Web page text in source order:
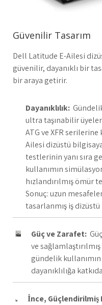
Güvenilir Tasarım
Dell Latitude E-Ailesi
güvenilir, dayanıklı bir
bir araya getirir.
Dayanıklılık:
ultra taşınabilir
ATG ve XFR
Ailesi dizüstü
testlerinin yanı sıra
kullanımın
hızlandırılmış
Sonuç: uzun
tasarlanmış iş
Güç ve Zarafet:
ve
gündelik
dayanıklılığa
İnce, Güçlendirilmiş